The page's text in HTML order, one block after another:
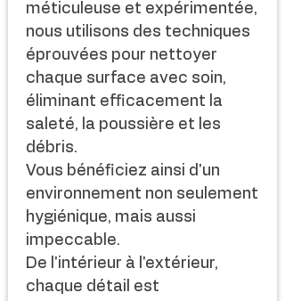
méticuleuse et expérimentée,
nous utilisons des techniques
éprouvées pour nettoyer
chaque surface avec soin,
éliminant efficacement la
saleté, la poussière et les
débris.
Vous bénéficiez ainsi d'un
environnement non seulement
hygiénique, mais aussi
impeccable.
De l'intérieur à l'extérieur,
chaque détail est